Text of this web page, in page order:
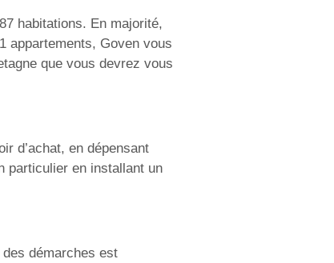
habitations. En majorité,
appartements, Goven vous
que vous devrez vous
d’achat, en dépensant
particulier en installant un
démarches est